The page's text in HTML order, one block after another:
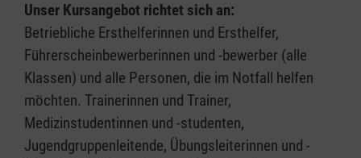
Unser Kursangebot richtet sich an:
Betriebliche Ersthelferinnen und Ersthelfer,
Führerscheinbewerberinnen und -bewerber (alle
Klassen) und alle Personen, die im Notfall helfen
möchten. Trainerinnen und Trainer,
Medizinstudentinnen und -studenten,
Jugendgruppenleitende, Übungsleiterinnen und -